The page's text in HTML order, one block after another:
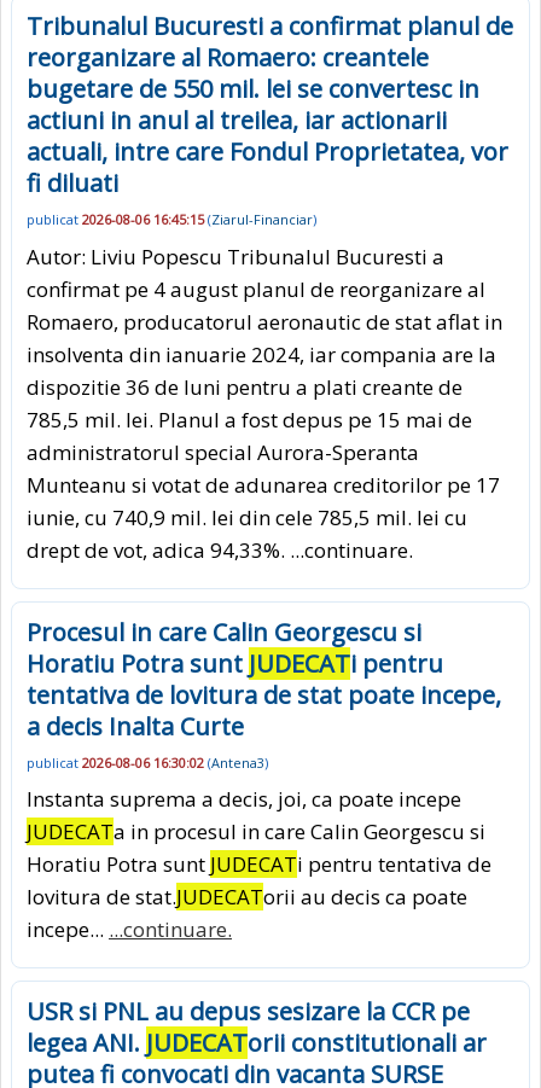
Tribunalul Bucuresti a confirmat planul de
reorganizare al Romaero: creantele
bugetare de 550 mil. lei se convertesc in
actiuni in anul al treilea, iar actionarii
actuali, intre care Fondul Proprietatea, vor
fi diluati
publicat 2026-08-06 16:45:15(Ziarul-Financiar)
Autor: Liviu Popescu Tribunalul Bucuresti a
confirmat pe 4 august planul de reorganizare al
Romaero, producatorul aeronautic de stat aflat in
insolventa din ianuarie 2024, iar compania are la
dispozitie 36 de luni pentru a plati creante de
785,5 mil. lei. Planul a fost depus pe 15 mai de
administratorul special Aurora-Speranta
Munteanu si votat de adunarea creditorilor pe 17
iunie, cu 740,9 mil. lei din cele 785,5 mil. lei cu
drept de vot, adica 94,33%. ...continuare.
Procesul in care Calin Georgescu si
Horatiu Potra sunt JUDECATi pentru
tentativa de lovitura de stat poate incepe,
a decis Inalta Curte
publicat 2026-08-06 16:30:02 (Antena3)
Instanta suprema a decis, joi, ca poate incepe
JUDECATa in procesul in care Calin Georgescu si
Horatiu Potra sunt JUDECATi pentru tentativa de
lovitura de stat.JUDECATorii au decis ca poate
incepe... ...continuare.
USR si PNL au depus sesizare la CCR pe
legea ANI. JUDECATorii constitutionali ar
putea fi convocati din vacanta SURSE